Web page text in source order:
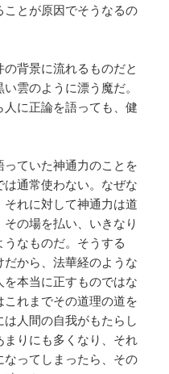
とが原因でそうなるの
背景に流れるものだと
雲のように漂う魔だ。
に正論を語っても、健
ていた神通力のことを
通常使わない。なぜな
れに対して神通力は道
の場を払い、いきなり
なものだ。そうする
から、法華経のような
本当に正すものではな
れまでその道理の道を
人間の自我がもたらし
りにも多くなり、それ
ってしまったら、その